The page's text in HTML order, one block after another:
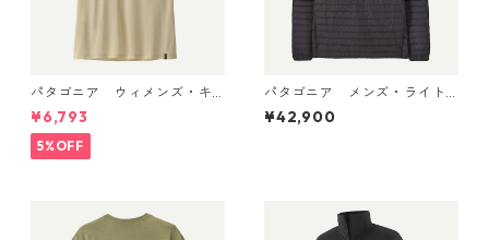
パタゴニア ウィメンズ・キ
ャプリーン・クール・ウルト
ラ・タンク Pumice - Dyno W
hite X-Dye 44740 日本正規
品
¥6,793
5%OFF
パタゴニア メンズ・ライト
ウェイト・ダウン・セータ
ー・プルオーバー Black 319
¥42,900